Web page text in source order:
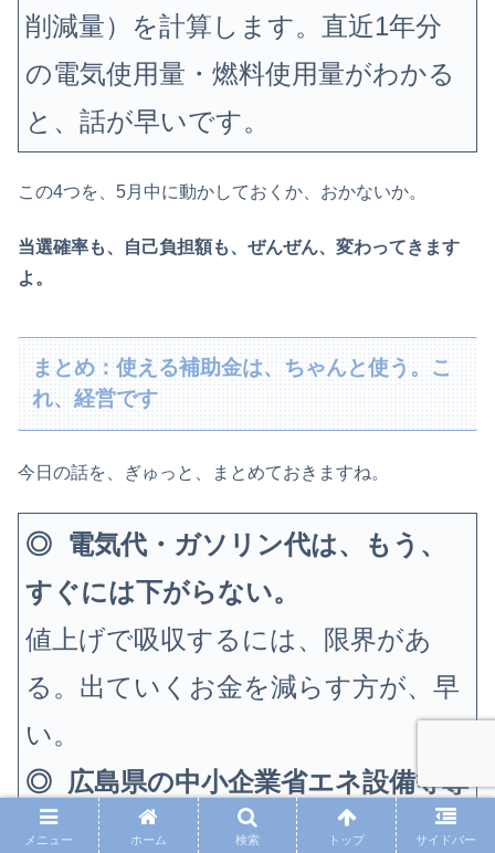
削減量）を計算します。直近1年分
の電気使用量・燃料使用量がわかる
と、話が早いです。
この4つを、5月中に動かしておくか、おかないか。
当選確率も、自己負担額も、ぜんぜん、変わってきます
よ。
まとめ：使える補助金は、ちゃんと使う。こ
れ、経営です
今日の話を、ぎゅっと、まとめておきますね。
◎ 電気代・ガソリン代は、もう、
すぐには下がらない。
値上げで吸収するには、限界があ
る。出ていくお金を減らす方が、早
い。
◎ 広島県の中小企業省エネ設備等導
入支援補助金、最大500万円・補助率
メニュー ホーム 検索 トップ サイドバー